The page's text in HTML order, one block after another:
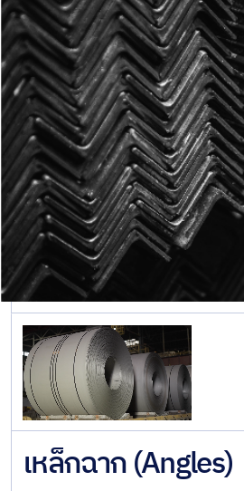
เหล็กรูป
พรรณ
ขึ้นรูปเย็น
เหล็กชีท
ไพล์และ
เสาเข็ม
เหล็กแบบ
ท่อ
เหล็กทรง
ยาว
เหล็กท่อ
และเหล็ก
โครงสร้าง
แบบท่อ
ระบบ
หลังคา
และผนัง
เหล็กฉาก (Angles)